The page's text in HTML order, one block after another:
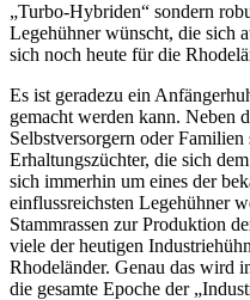
„Turbo-Hybriden“ sondern
Legehühner wünscht, die sich
sich noch heute für die
Es ist geradezu ein
gemacht werden kann. Neben
Selbstversorgern oder
Erhaltungszüchter, die sich
sich immerhin um eines der
einflussreichsten Legehühner
Stammrassen zur Produktion
viele der heutigen
Rhodeländer. Genau das wird
die gesamte Epoche der